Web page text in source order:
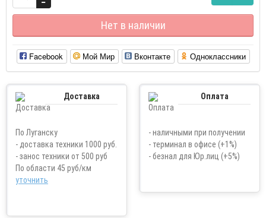
Нет в наличии
Facebook Мой Мир Вконтакте Одноклассники
Доставка
По Луганску
- доставка техники 1000 руб.
- занос техники от 500 руб
По области 45 руб/км
уточнить
Оплата
- наличными при получении
- терминал в офисе (+1%)
- безнал для Юр.лиц (+5%)